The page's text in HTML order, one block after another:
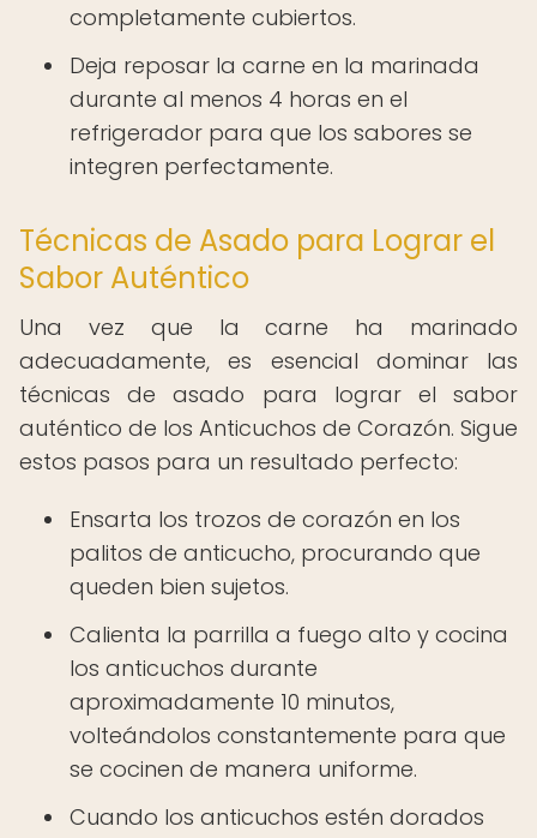
completamente cubiertos.
Deja reposar la carne en la marinada
durante al menos 4 horas en el
refrigerador para que los sabores se
integren perfectamente.
Técnicas de Asado para Lograr el
Sabor Auténtico
Una vez que la carne ha marinado
adecuadamente, es esencial dominar las
técnicas de asado para lograr el sabor
auténtico de los Anticuchos de Corazón. Sigue
estos pasos para un resultado perfecto:
Ensarta los trozos de corazón en los
palitos de anticucho, procurando que
queden bien sujetos.
Calienta la parrilla a fuego alto y cocina
los anticuchos durante
aproximadamente 10 minutos,
volteándolos constantemente para que
se cocinen de manera uniforme.
Cuando los anticuchos estén dorados